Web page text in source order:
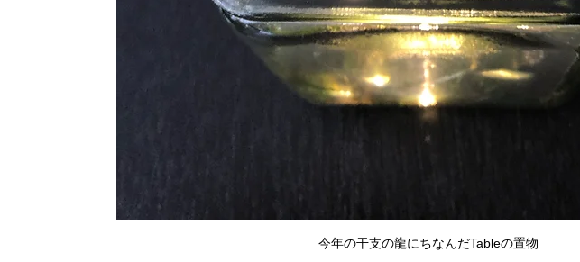
今年の干支の龍にちなんだTableの置物